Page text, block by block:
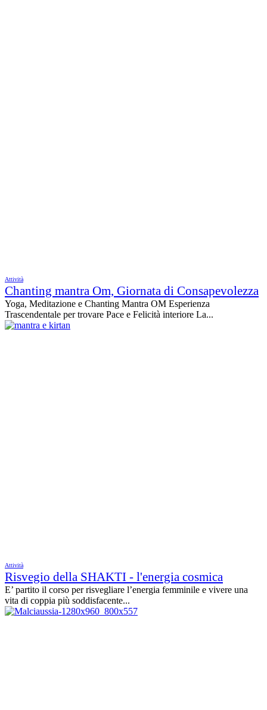
Attività
Chanting mantra Om, Giornata di Consapevolezza
Yoga, Meditazione e Chanting Mantra OM Esperienza
Trascendentale per trovare Pace e Felicità interiore La...
Attività
Risvegio della SHAKTI - l'energia cosmica
E’ partito il corso per risvegliare l’energia femminile e vivere una
vita di coppia più soddisfacente...